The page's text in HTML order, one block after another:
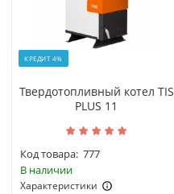
КРЕДИТ 4%
Твердотопливный котел TIS
PLUS 11
Код товара: 777
В наличии
Характеристики